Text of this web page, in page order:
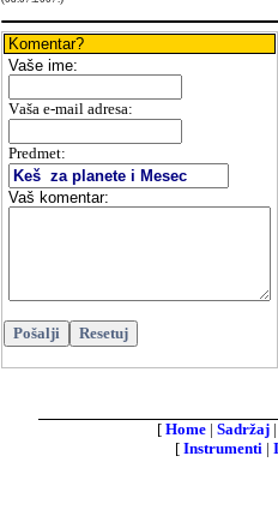
Komentar?
Vaše ime:
Vaša e-mail adresa:
Predmet:
Vaš komentar:
[ Home | Sadržaj |
[ Instrumenti|